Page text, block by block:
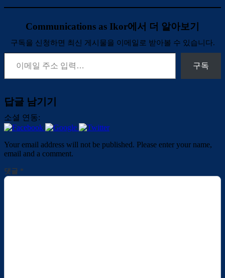
Communications as Ikor에서 더 알아보기
구독을 신청하면 최신 게시물을 이메일로 받아볼 수 있습니다.
이메일 주소 입력…
구독
답글 남기기
소셜 연동:
Your email address will not be published. Please enter your name,
email and a comment.
댓글 *